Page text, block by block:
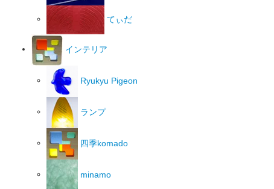
てぃだ
インテリア
Ryukyu Pigeon
ランプ
四季komado
minamo